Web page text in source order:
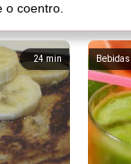
o coentro.
24 min Bebidas